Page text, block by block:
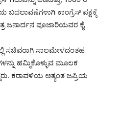
ಕಾಂಗ್ರೆಸ್ ಪಕ್ಷಕ್ಕೆ
ಜನಾರ್ದನ ಪೂಜಾರಿಯವರ ಕೈ
ಸಚಿವರಾಗಿ ಸಾಲಮೇಳದಂತಹ
ಹಮ್ಮಿಕೊಳ್ಳುವ ಮೂಲಕ
ಕರಾವಳಿಯ ಅತ್ಯಂತ ಜಪ್ರಿಯ